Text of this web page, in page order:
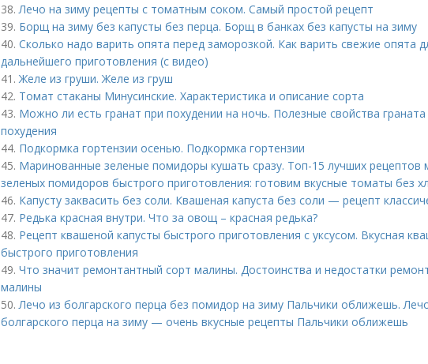
38.Лечо на зиму рецепты с томатным соком. Самый простой рецепт
39. Борщ на зиму без капусты без перца. Борщ в банках без капусты на зиму
40. Сколько надо варить опята перед заморозкой. Как варить свежие опята
дальнейшего приготовления (с видео)
41.Желе из груши. Желе из груш
42. Томат стаканы Минусинские. Характеристика и описание сорта
43. Можно ли есть гранат при похудении на ночь. Полезные свойства граната
похудения
44. Подкормка гортензии осенью. Подкормка гортензии
45. Маринованные зеленые помидоры кушать сразу. Топ-15 лучших рецептов
зеленых помидоров быстрого приготовления: готовим вкусные томаты без
46. Капусту заквасить без соли. Квашеная капуста без соли — рецепт
47. Редька красная внутри. Что за овощ – красная редька?
48. Рецепт квашеной капусты быстрого приготовления с уксусом. Вкусная
быстрого приготовления
49. Что значит ремонтантный сорт малины. Достоинства и недостатки
малины
50.Лечо из болгарского перца без помидор на зиму Пальчики оближешь.
болгарского перца на зиму — очень вкусные рецепты Пальчики оближешь